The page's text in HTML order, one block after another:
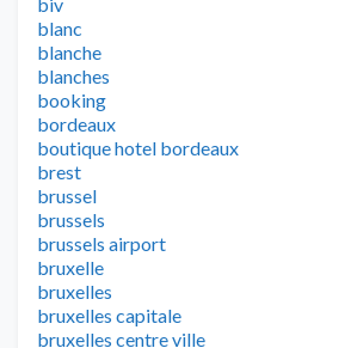
blanc
blanche
blanches
booking
bordeaux
boutique hotel bordeaux
brest
brussel
brussels
brussels airport
bruxelle
bruxelles
bruxelles capitale
bruxelles centre ville